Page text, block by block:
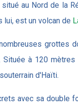
au Nord de la
est un volcan de
grottes
à 120
d'Haïti.
avec sa double